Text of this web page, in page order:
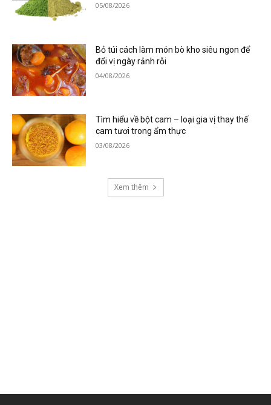
05/08/2026
Bỏ túi cách làm món bò kho siêu ngon để
đổi vị ngày rảnh rỗi
04/08/2026
Tìm hiểu về bột cam – loại gia vị thay thế
cam tươi trong ẩm thực
03/08/2026
Xem thêm